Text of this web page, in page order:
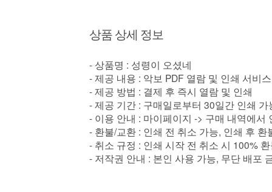
상품 상세 정보
- 상품명 : 성령이 오셨네
- 제공 내용 : 악보 PDF 열람 및 인쇄 서비스
- 제공 방법 : 결제 후 즉시 열람 및 인쇄
- 제공 기간 : 구매일로부터 30일간 인쇄
- 이용 안내 : 마이페이지 -> 구매 내역에서
- 환불/교환 : 인쇄 전 취소 가능, 인쇄 후 환
- 취소 규정 : 인쇄 시작 전 취소 시 100%
- 저작권 안내 : 본인 사용 가능, 무단 배포